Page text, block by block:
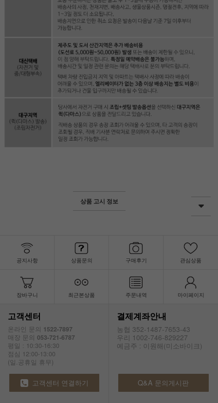
상품 고시 정보
공지사항 상품문의 구매후기 관심상품
장바구니 최근본상품 주문내역 마이페이지
고객센터
온라인 문의 1522-7897
매장 문의 053-721-6787
평일 : 10:30-16:30
점심 12:00-13:00
(일.공휴일 휴무)
결제계좌안내
농협 352-1487-7653-43
우리 1002-746-829227
예금주 : 이원해(미소바이크)
고객센터 연결하기 Q&A 문의게시판